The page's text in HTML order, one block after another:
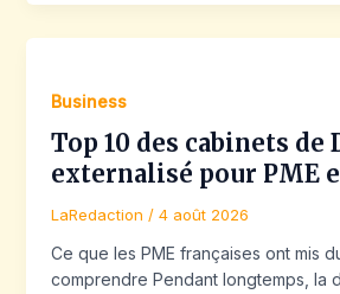
Business
Top 10 des cabinets de
externalisé pour PME
LaRedaction / 4 août 2026
Ce que les PME françaises ont mis
comprendre Pendant longtemps, la